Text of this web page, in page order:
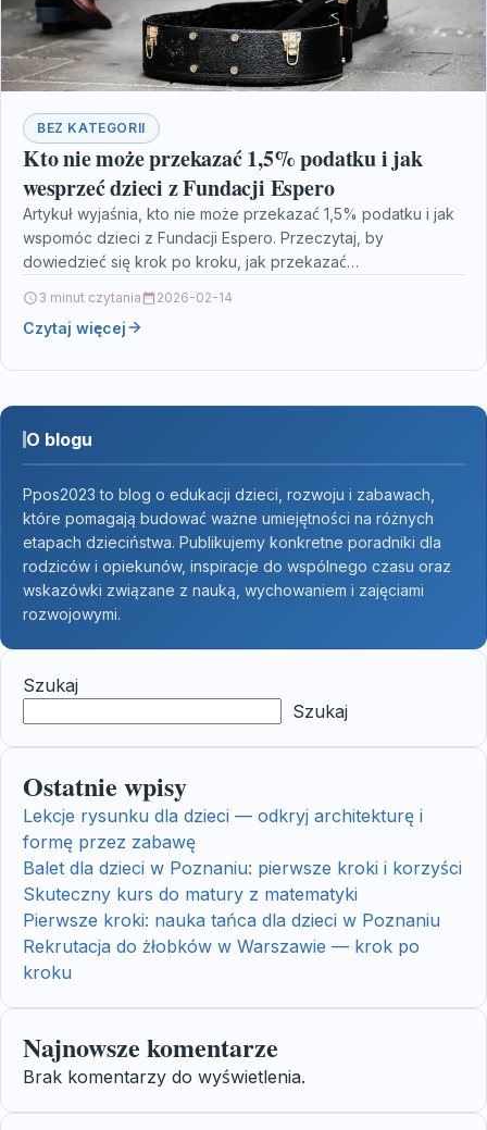
BEZ KATEGORII
Kto nie może przekazać 1,5% podatku i jak
wesprzeć dzieci z Fundacji Espero
Artykuł wyjaśnia, kto nie może przekazać 1,5% podatku i jak
wspomóc dzieci z Fundacji Espero. Przeczytaj, by
dowiedzieć się krok po kroku, jak przekazać…
3 minut czytania 2026-02-14
Czytaj więcej
O blogu
Ppos2023 to blog o edukacji dzieci, rozwoju i zabawach,
które pomagają budować ważne umiejętności na różnych
etapach dzieciństwa. Publikujemy konkretne poradniki dla
rodziców i opiekunów, inspiracje do wspólnego czasu oraz
wskazówki związane z nauką, wychowaniem i zajęciami
rozwojowymi.
Szukaj
Szukaj
Ostatnie wpisy
Lekcje rysunku dla dzieci — odkryj architekturę i
formę przez zabawę
Balet dla dzieci w Poznaniu: pierwsze kroki i korzyści
Skuteczny kurs do matury z matematyki
Pierwsze kroki: nauka tańca dla dzieci w Poznaniu
Rekrutacja do żłobków w Warszawie — krok po
kroku
Najnowsze komentarze
Brak komentarzy do wyświetlenia.